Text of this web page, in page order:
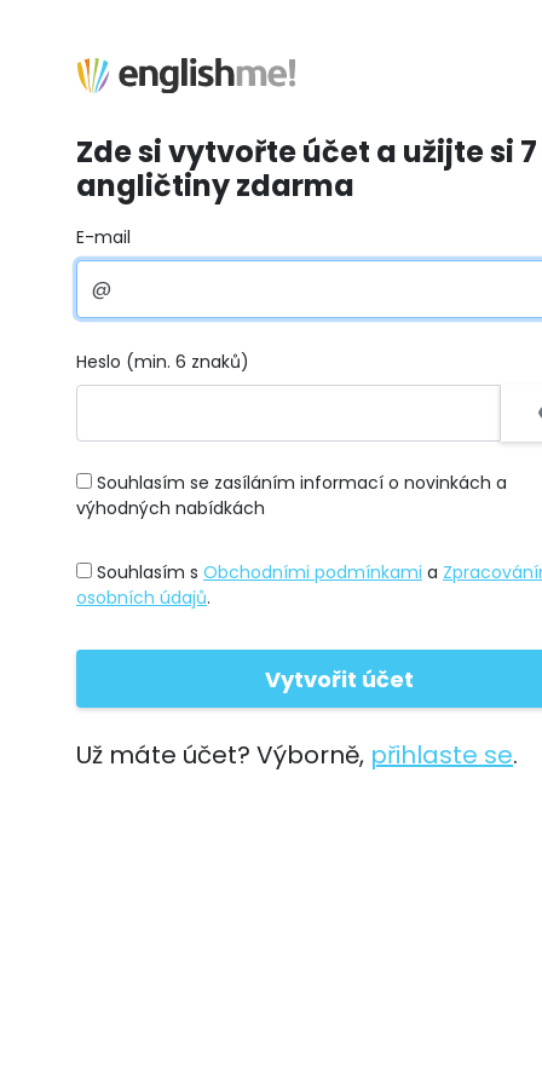
Zde si vytvořte účet a užijte si
angličtiny zdarma
E-mail
Heslo (min. 6 znaků)
Souhlasím se zasíláním informací o novinkách a
výhodných nabídkách
Souhlasím s Obchodními podmínkami a
osobních údajů.
Už máte účet? Výborně, přihlaste se.